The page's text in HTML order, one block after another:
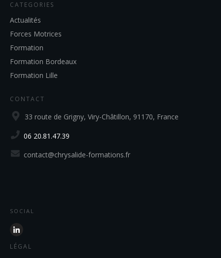
CATEGORIES
Actualités
Forces Motrices
Formation
Formation Bordeaux
Formation Lille
CONTACT
33 route de Grigny, Viry-Châtillon, 91170, France
06 20.81.47.39
contact@chrysalide-formations.fr
SOCIAL
LÉGAL